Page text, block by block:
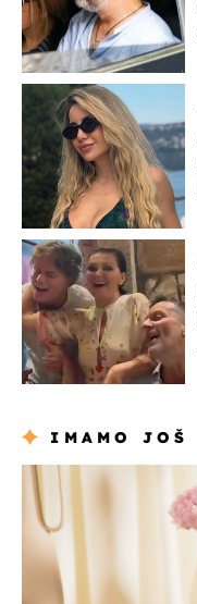
IMAMO JOŠ
moda & ljepota